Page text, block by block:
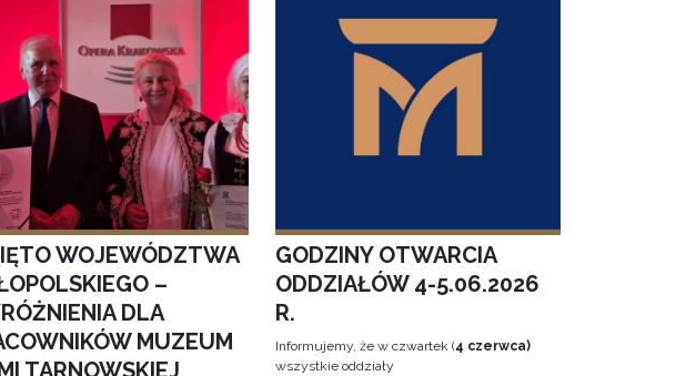
WOJEWÓDZTWA
–
DLA
MUZEUM
GODZINY OTWARCIA
ODDZIAŁÓW 4-5.06.2026
R.
Informujemy, że w czwartek (4 czerwca)
wszystkie oddziały